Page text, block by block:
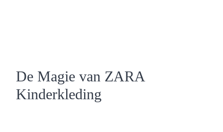
De Magie van ZARA
Kinderkleding